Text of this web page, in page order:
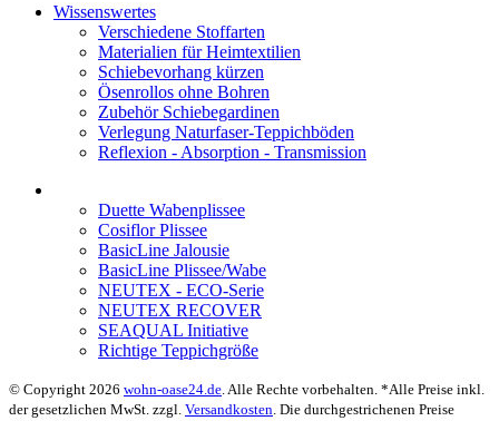
Wissenswertes
Verschiedene Stoffarten
Materialien für Heimtextilien
Schiebevorhang kürzen
Ösenrollos ohne Bohren
Zubehör Schiebegardinen
Verlegung Naturfaser-Teppichböden
Reflexion - Absorption - Transmission
Duette Wabenplissee
Cosiflor Plissee
BasicLine Jalousie
BasicLine Plissee/Wabe
NEUTEX - ECO-Serie
NEUTEX RECOVER
SEAQUAL Initiative
Richtige Teppichgröße
© Copyright 2026 wohn-oase24.de . Alle Rechte vorbehalten. *Alle Preise inkl.
der gesetzlichen MwSt. zzgl. Versandkosten . Die durchgestrichenen Preise